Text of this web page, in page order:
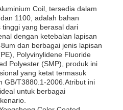
Coil, tersedia dalam
1100, adalah bahan
yang berasal dari
dengan ketebalan lapisan
dan berbagai jenis lapisan
Polyvinylidene Fluoride
Polyester (SMP), produk ini
yang ketat termasuk
GB/T3880.1-2006.Atribut ini
untuk berbagai